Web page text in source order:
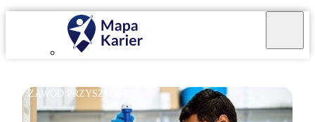
ZAWÓD PRZYSZŁOŚCI